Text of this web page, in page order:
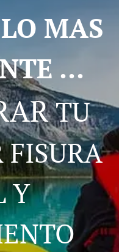
MAS
...
TU
FISURA
Y